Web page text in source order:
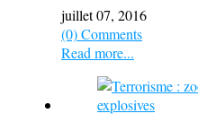
juillet 07, 2016
(0) Comments
Read more...